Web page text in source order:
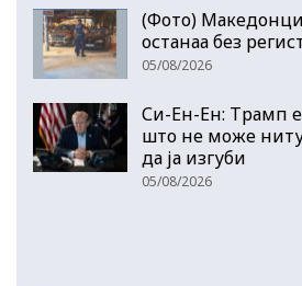
(Фото)
останаа без
05/08/2026
Си-Ен-Ен: Трамп е
што не може
да ја изгуби
05/08/2026